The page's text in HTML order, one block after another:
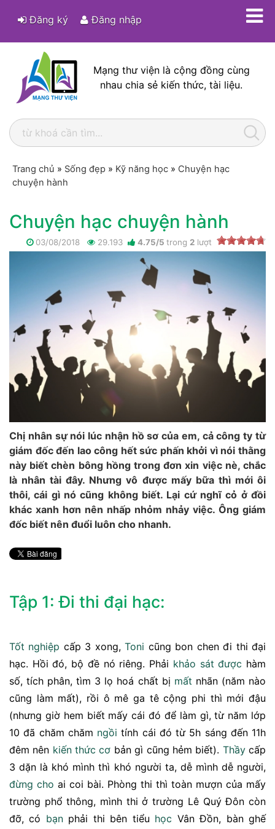
Đăng ký Đăng nhập
Mạng thư viện là cộng đồng cùng
nhau chia sẻ kiến thức, tài liệu.
Trang chủ » Sống đẹp » Kỹ năng học » Chuyện hạc
chuyện hành
Chuyện hạc chuyện hành
03/08/2018 29.193 4.75/5 trong 2 lượt
Chị nhân sự nói lúc nhận hồ sơ của em, cả công ty từ
giám đốc đến lao công hết sức phấn khởi vì nói thằng
này biết chèn bông hồng trong đơn xin việc nè, chắc
là nhân tài đây. Nhưng vô được mấy bữa thì mới ôi
thôi, cái gì nó cũng không biết. Lại cứ nghĩ cỏ ở đồi
khác xanh hơn nên nhấp nhỏm nhảy việc. Ông giám
đốc biết nên đuổi luôn cho nhanh.
Tập 1: Đi thi đại hạc:
Tốt nghiệp cấp 3 xong,Toni cũng bon chen đi thi đại
hạc. Hồi đó, bộ đề nó riêng. Phải khảo sát được hàm
số, tích phân, tìm 3 lọ hoá chất bị mất nhãn (năm nào
cũng làm mất), rồi ô mê ga tê cộng phi thì mới đậu
(nhưng giờ hem biết mấy cái đó để làm gì, từ năm lớp
10 đã chăm chăm ngồi tính cái đó từ 5h sáng đến 11h
đêm nên kiến thức cơ bản gì cũng hẻm biết). Thầycấp
3 dặn là khó mình thì khó người ta, dễ mình dễ người,
đừng cho ai coi bài. Phòng thi thì toàn mượn của mấy
trường phổ thông, mình thi ở trường Lê Quý Đôn còn
đỡ, có bạnphải thi bên tiểu học Vân Đồn, bàn ghế